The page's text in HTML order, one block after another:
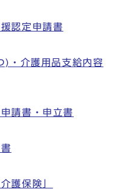
認定申請書
)・介護用品支給内容
請書・申立書
護保険」